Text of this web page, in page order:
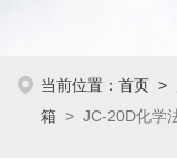
当前位置：首页 >
箱 > JC-20D化学